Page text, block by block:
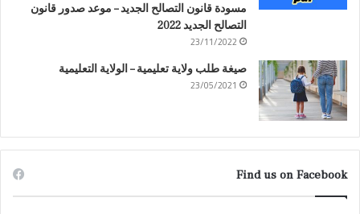
مسودة قانون التصالح الجديد – موعد صدور قانون
التصالح الجديد 2022
23/11/2022
صيغة طلب ولاية تعليمية – الولاية التعليمية
23/05/2021
Find us on Facebook